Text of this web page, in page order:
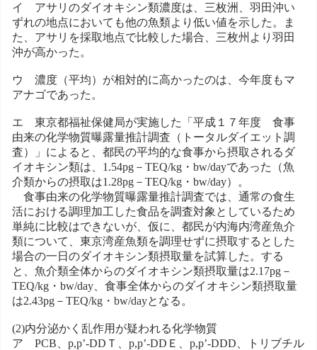
イ アサリのダイオキシン類濃度は、三枚洲、羽田沖い
ずれの地点においても他の魚類より低い値を示した。ま
た、アサリを採取地点で比較した場合、三枚州より羽田
沖が高かった。
ウ 濃度（平均）が相対的に高かったのは、今年度もマ
アナゴであった。
エ 東京都福祉保健局が実施した「平成１７年度 食事
由来の化学物質曝露量推計調査（トータルダイエット調
査）」によると、都民の平均的な食事から摂取されるダ
イオキシン類は、1.54pg－TEQ/kg・bw/dayであった（魚
介類からの摂取は1.28pg－TEQ/kg・bw/day）。
食事由来の化学物質曝露量推計調査では、通常の食生
活における調理加工した食品を調査対象としているため
単純に比較はできないが、仮に、都民が内海内湾産魚介
類について、東京湾産魚類を調理せずに摂取するとした
場合の一日のダイオキシン類摂取量を試算した。する
と、魚介類全体からのダイオキシン類摂取量は2.17pg－
TEQ/kg・bw/day、食事全体からのダイオキシン類摂取量
は2.43pg－TEQ/kg・bw/dayとなる。
(2)内分泌かく乱作用が疑われる化学物質
ア PCB、p,p’-DDＴ、p,p’-DDＥ、p,p’-DDD、トリブチル